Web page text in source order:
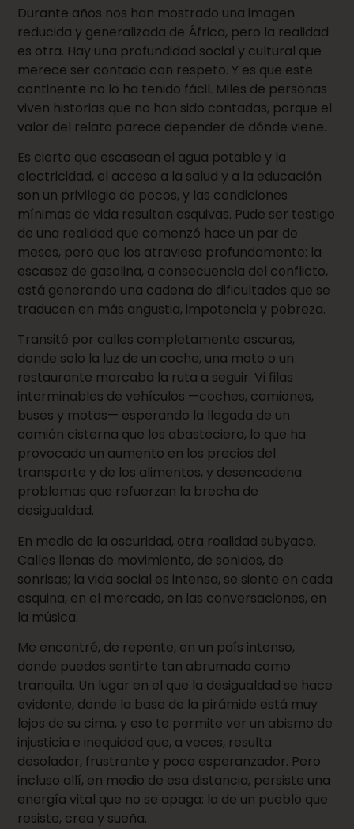
Durante años nos han mostrado una imagen
reducida y generalizada de África, pero la realidad
es otra. Hay una profundidad social y cultural que
merece ser contada con respeto. Y es que este
continente no lo ha tenido fácil. Miles de personas
viven historias que no han sido contadas, porque el
valor del relato parece depender de dónde viene.
Es cierto que escasean el agua potable y la
electricidad, el acceso a la salud y a la educación
son un privilegio de pocos, y las condiciones
mínimas de vida resultan esquivas. Pude ser testigo
de una realidad que comenzó hace un par de
meses, pero que los atraviesa profundamente: la
escasez de gasolina, a consecuencia del conflicto,
está generando una cadena de dificultades que se
traducen en más angustia, impotencia y pobreza.
Transité por calles completamente oscuras,
donde solo la luz de un coche, una moto o un
restaurante marcaba la ruta a seguir. Vi filas
interminables de vehículos —coches, camiones,
buses y motos— esperando la llegada de un
camión cisterna que los abasteciera, lo que ha
provocado un aumento en los precios del
transporte y de los alimentos, y desencadena
problemas que refuerzan la brecha de
desigualdad.
En medio de la oscuridad, otra realidad subyace.
Calles llenas de movimiento, de sonidos, de
sonrisas; la vida social es intensa, se siente en cada
esquina, en el mercado, en las conversaciones, en
la música.
Me encontré, de repente, en un país intenso,
donde puedes sentirte tan abrumada como
tranquila. Un lugar en el que la desigualdad se hace
evidente, donde la base de la pirámide está muy
lejos de su cima, y eso te permite ver un abismo de
injusticia e inequidad que, a veces, resulta
desolador, frustrante y poco esperanzador. Pero
incluso allí, en medio de esa distancia, persiste una
energía vital que no se apaga: la de un pueblo que
resiste, crea y sueña.